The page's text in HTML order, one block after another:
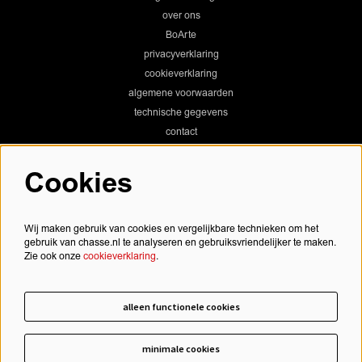
over ons
BoArte
privacyverklaring
cookieverklaring
algemene voorwaarden
technische gegevens
contact
Cookies
Wij maken gebruik van cookies en vergelijkbare technieken om het
gebruik van chasse.nl te analyseren en gebruiksvriendelijker te maken.
Zie ook onze cookieverklaring.
alleen functionele cookies
minimale cookies